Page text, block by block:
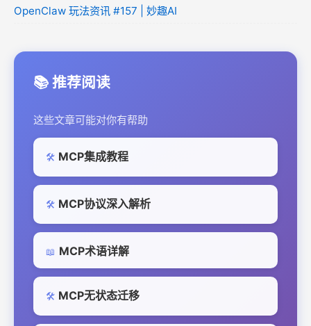
OpenClaw 玩法资讯 #157 | 妙趣AI
📚 推荐阅读
这些文章可能对你有帮助
🛠️ MCP集成教程
🛠️ MCP协议深入解析
📖 MCP术语详解
🛠️ MCP无状态迁移